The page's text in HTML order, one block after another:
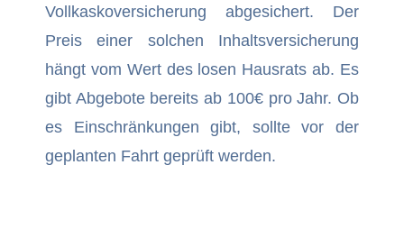
Vollkaskoversicherung abgesichert. Der
Preis einer solchen Inhaltsversicherung
hängt vom Wert des losen Hausrats ab. Es
gibt Abgebote bereits ab 100€ pro Jahr. Ob
es Einschränkungen gibt, sollte vor der
geplanten Fahrt geprüft werden.